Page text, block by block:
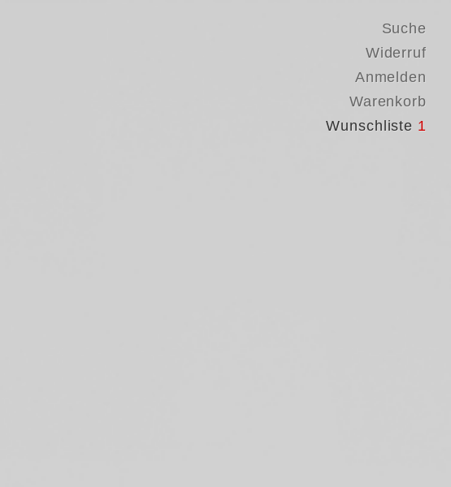
Suche
Widerruf
Anmelden
Warenkorb
Wunschliste 1